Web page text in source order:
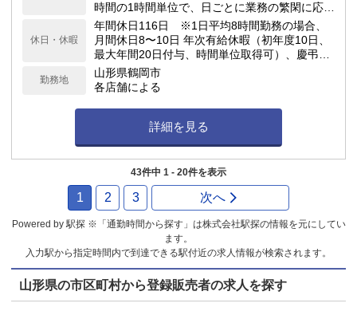
時間の1時間単位で、日ごとに業務の繁閑に応じ
て勤務時間を設定します。
休日・休暇
年間休日116日 ※1日平均8時間勤務の場合、
月間休日8〜10日 年次有給休暇（初年度10日、
最大年間20日付与、時間単位取得可）、慶弔休
暇、子の看護休暇、介護休暇 他
勤務地
山形県鶴岡市
各店舗による
詳細を見る
43件中 1 - 20件を表示
1 2 3 次へ
Powered by 駅探 ※「通勤時間から探す」は株式会社駅探の情報を元にしてい
ます。
入力駅から指定時間内で到達できる駅付近の求人情報が検索されます。
山形県の市区町村から登録販売者の求人を探す